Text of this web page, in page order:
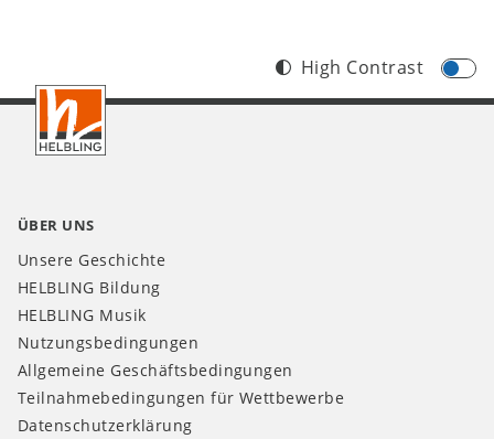
Footer
CH
High Contrast
ÜBER UNS
Unsere Geschichte
HELBLING Bildung
HELBLING Musik
Nutzungsbedingungen
Allgemeine Geschäftsbedingungen
Teilnahmebedingungen für Wettbewerbe
Datenschutzerklärung